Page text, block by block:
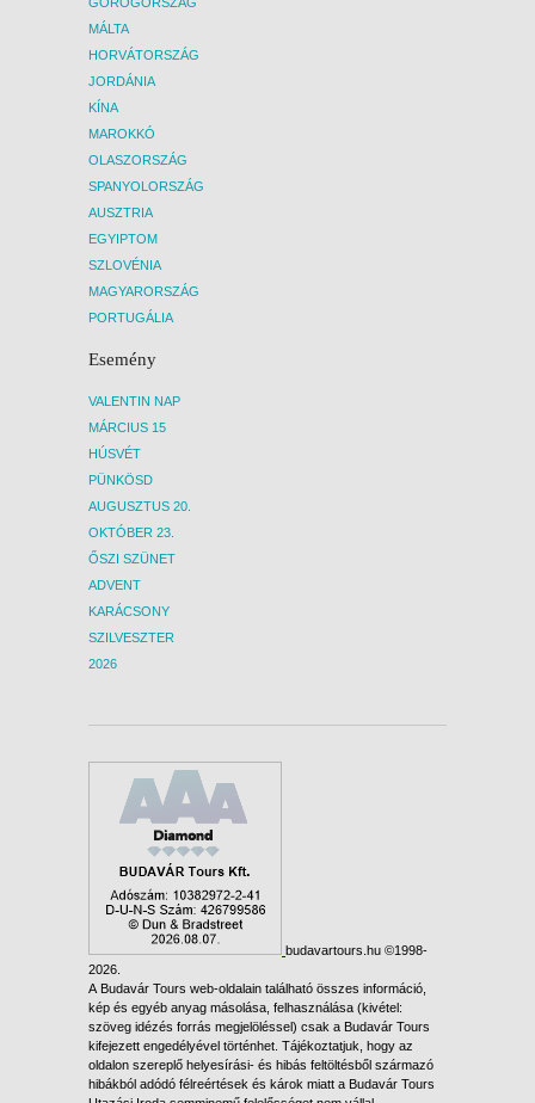
GÖRÖGORSZÁG
MÁLTA
HORVÁTORSZÁG
JORDÁNIA
KÍNA
MAROKKÓ
OLASZORSZÁG
SPANYOLORSZÁG
AUSZTRIA
EGYIPTOM
SZLOVÉNIA
MAGYARORSZÁG
PORTUGÁLIA
Esemény
VALENTIN NAP
MÁRCIUS 15
HÚSVÉT
PÜNKÖSD
AUGUSZTUS 20.
OKTÓBER 23.
ŐSZI SZÜNET
ADVENT
KARÁCSONY
SZILVESZTER
2026
budavartours.hu ©1998-
2026.
A Budavár Tours web-oldalain található összes információ,
kép és egyéb anyag másolása, felhasználása (kivétel:
szöveg idézés forrás megjelöléssel) csak a Budavár Tours
kifejezett engedélyével történhet. Tájékoztatjuk, hogy az
oldalon szereplő helyesírási- és hibás feltöltésből származó
hibákból adódó félreértések és károk miatt a Budavár Tours